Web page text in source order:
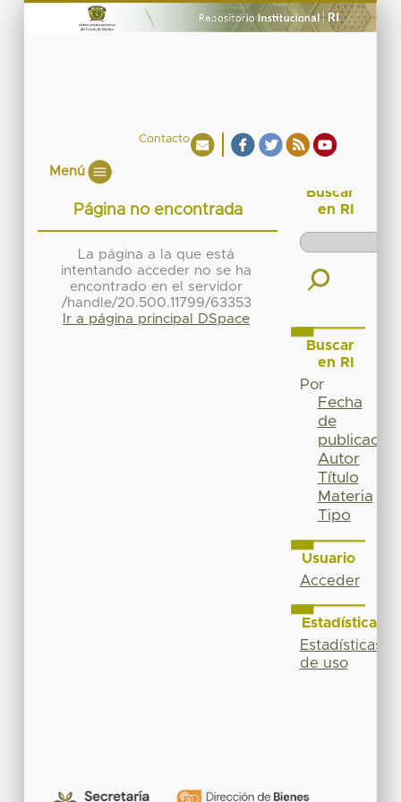
Contacto
Menú
Página no encontrada
La página a la que está
intentando acceder no se ha
encontrado en el servidor
/handle/20.500.11799/63353
Ir a página principal DSpace
Buscar
en RI
Buscar
en RI
Por
Fecha
de
publicación
Autor
Título
Materia
Tipo
Usuario
Acceder
Estadísticas
Estadísticas
de uso